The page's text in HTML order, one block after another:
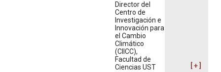
Director del
Centro de
Investigación e
Innovación para
el Cambio
Climático
(CIICC),
Facultad de
Ciencias UST